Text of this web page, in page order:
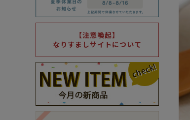
【注意喚起】
なりすましサイトについて